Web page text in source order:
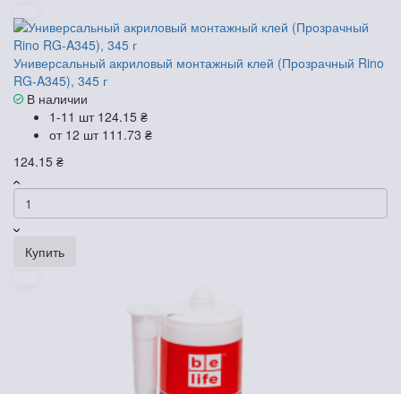
Универсальный акриловый монтажный клей (Прозрачный Rino
RG-A345), 345 г
В наличии
1-11 шт 124.15 ₴
от 12 шт 111.73 ₴
124.15 ₴
Купить